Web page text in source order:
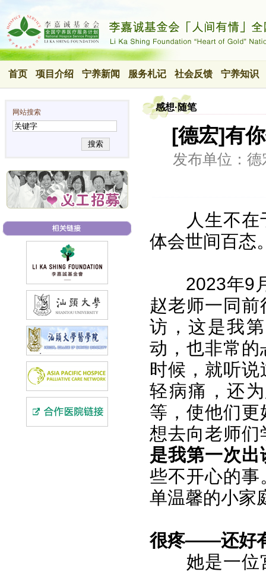
首页 项目介绍 宁养新闻 服务札记 社会反馈 宁养知识
网站搜索
搜索
感想·随笔
[德宏]有
发布单位：
人生不
体会世间百态
2023年9
赵老师一同
访，这是我
动，也非常
时候，就听
轻病痛，还
等，使他们
想去向老师
是我第一次出
些不开心的
单温馨的小家
很疼——还好
她是一位